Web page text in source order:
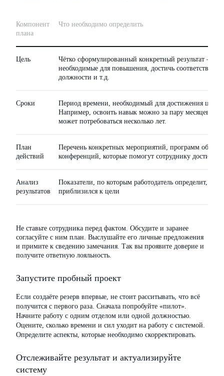
Компонент
плана
Что необходимо определить
Цель
Чётко сформулированный конкретный результат —
необходимые для повышения, достичь соответствия
должности и т.д.
Сроки
Период времени, необходимый для достижения цели.
Например, освоить навык можно за пару месяцев, а
может потребоваться несколько лет.
План
действий
Перечень конкретных мероприятий, программ
конференций, которые помогут сотруднику достичь
Анализ
результатов
Показатели, по которым работодатель определит,
приблизился к цели
Не ставьте сотрудника перед фактом. Обсудите и заранее
согласуйте с ним план. Выслушайте его личные предложения
и примите к сведению замечания. Так вы проявите доверие и
получите ответную лояльность.
Запустите пробный проект
Если создаёте резерв впервые, не стоит расситывать, что всё
получится с первого раза. Сначала попробуйте «пилот».
Начните работу с одним отделом или одной должностью.
Оцените, сколько времени и сил уходит на работу с системой.
Определите аспекты, которые необходимо скорректировать.
Отслеживайте результат и актуализируйте
систему